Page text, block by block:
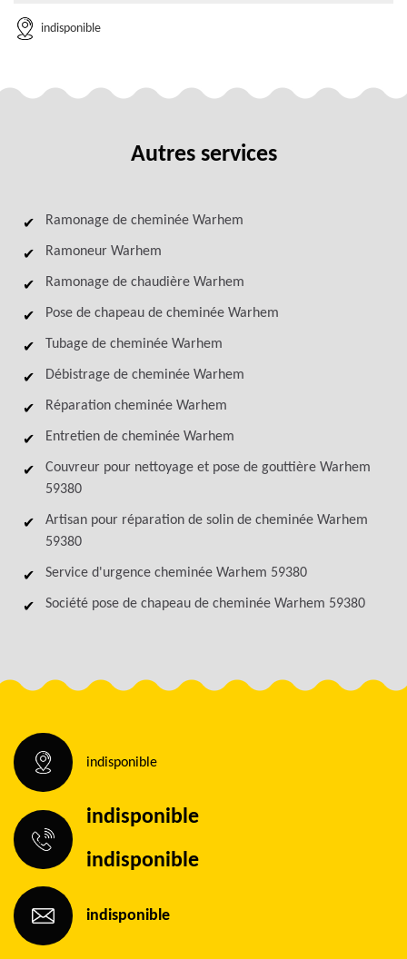
indisponible
Autres services
Ramonage de cheminée Warhem
Ramoneur Warhem
Ramonage de chaudière Warhem
Pose de chapeau de cheminée Warhem
Tubage de cheminée Warhem
Débistrage de cheminée Warhem
Réparation cheminée Warhem
Entretien de cheminée Warhem
Couvreur pour nettoyage et pose de gouttière Warhem
59380
Artisan pour réparation de solin de cheminée Warhem
59380
Service d'urgence cheminée Warhem 59380
Société pose de chapeau de cheminée Warhem 59380
indisponible
indisponible
indisponible
indisponible